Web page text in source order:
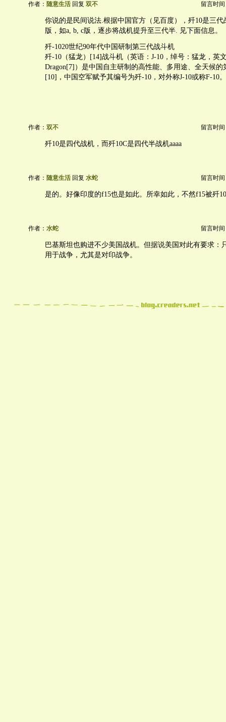
作者： 随意生活 回复 双不 留言时间
你说的是民间说法.根据中国官方（见百度），歼10是三
版，如a, b, c版，逐步将战机提升至三代半. 见下面信息。
歼-1020世纪90年代中国研制第三代战斗机
歼-10（猛龙）[14]战斗机（英语：J-10，绰号：猛龙，英
Dragon[7]）是中国自主研制的高性能、多用途、全天候
[10]，中国空军赋予其编号为歼-10，对外称J-10或称F-10。
作者： 双不 留言时间
歼10是四代战机，而歼10C是四代半战机aaaa
作者： 随意生活 回复 水蛇 留言时间
是的。好像印度的f15也是如此。所幸如此，不然f15被歼
作者： 水蛇 留言时间
巴基斯坦也购进不少美国战机。但据说美国对此有要求：
用于战争，尤其是对印战争。